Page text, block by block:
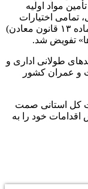
مواد اولیه
تمامی اختیارات
مربوط به صدور مجوزهای برداشت (موضوع ماده ۱۳ قانون معادن)
تفویض شد.
طولانی اداری و
و عمران کشور
کل استانی صمت
خود را به